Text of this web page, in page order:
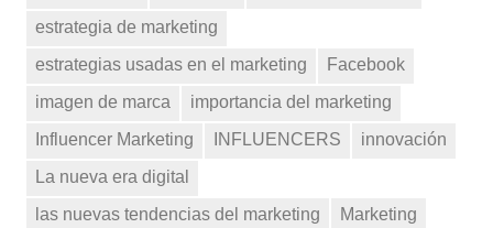
estrategia de marketing
estrategias usadas en el marketing
Facebook
imagen de marca
importancia del marketing
Influencer Marketing
INFLUENCERS
innovación
La nueva era digital
las nuevas tendencias del marketing
Marketing